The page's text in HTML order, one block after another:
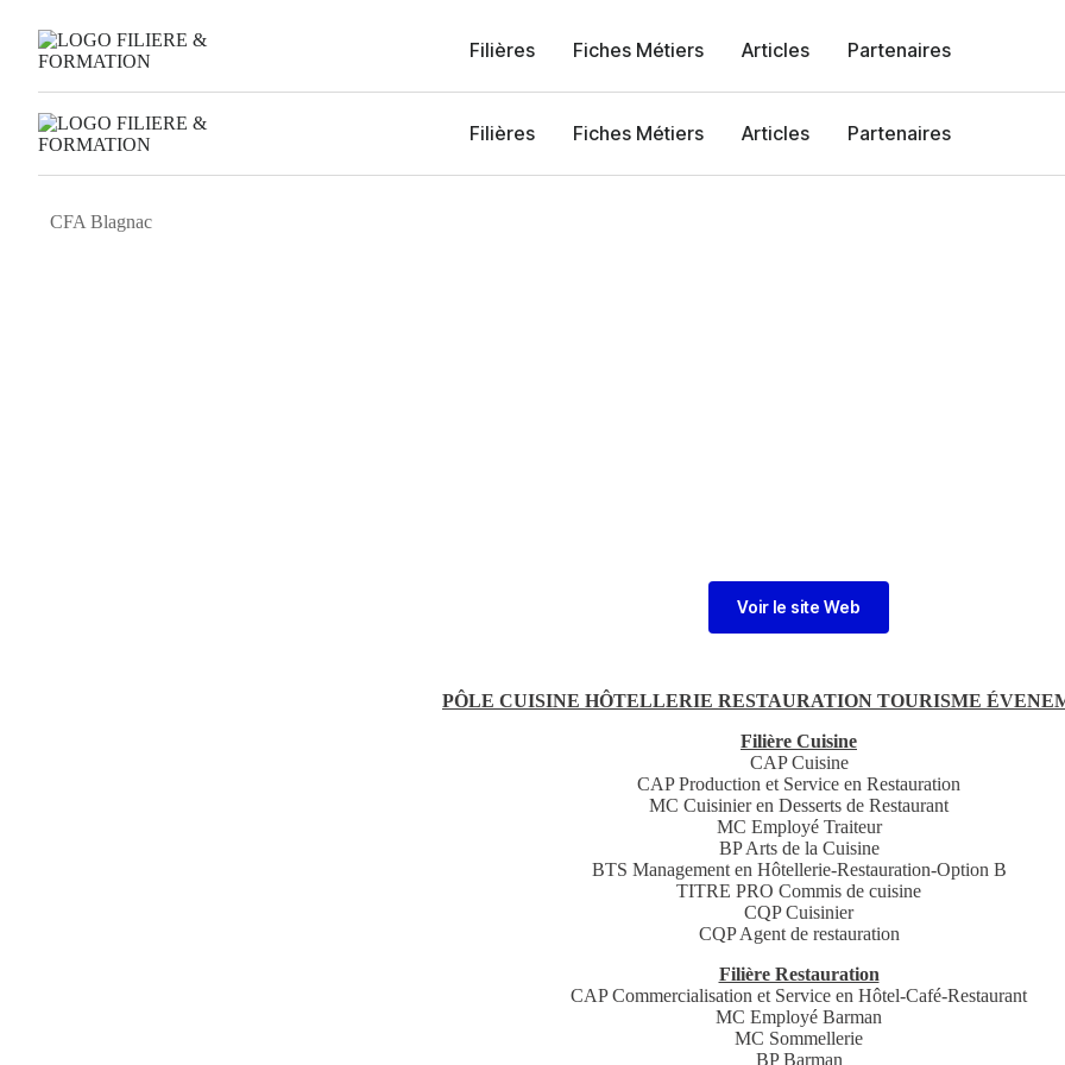
Filières Fiches Métiers Articles Partenaires
Filières Fiches Métiers Articles Partenaires
CFA Blagnac
Voir le site Web
PÔLE CUISINE HÔTELLERIE RESTAURATION TOURISME
Filière Cuisine
CAP Cuisine
CAP Production et Service en Restauration
MC Cuisinier en Desserts de Restaurant
MC Employé Traiteur
BP Arts de la Cuisine
BTS Management en Hôtellerie-Restauration-Option B
TITRE PRO Commis de cuisine
CQP Cuisinier
CQP Agent de restauration
Filière Restauration
CAP Commercialisation et Service en Hôtel-Café-Restaurant
MC Employé Barman
MC Sommellerie
BP Barman